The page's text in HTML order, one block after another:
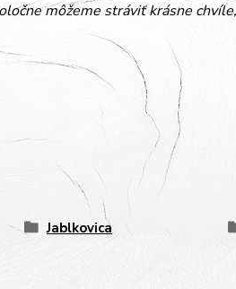
môžeme stráviť krásne
Jablkovica